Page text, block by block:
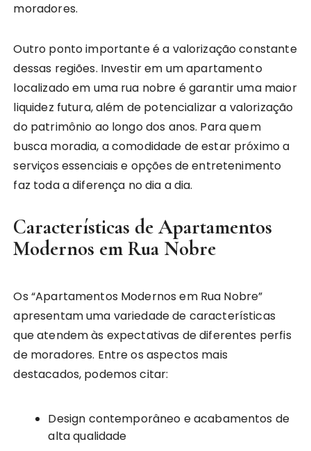
moradores.
Outro ponto importante é a valorização constante
dessas regiões. Investir em um apartamento
localizado em uma rua nobre é garantir uma maior
liquidez futura, além de potencializar a valorização
do patrimônio ao longo dos anos. Para quem
busca moradia, a comodidade de estar próximo a
serviços essenciais e opções de entretenimento
faz toda a diferença no dia a dia.
Características de Apartamentos
Modernos em Rua Nobre
Os “Apartamentos Modernos em Rua Nobre”
apresentam uma variedade de características
que atendem às expectativas de diferentes perfis
de moradores. Entre os aspectos mais
destacados, podemos citar:
Design contemporâneo e acabamentos de
alta qualidade